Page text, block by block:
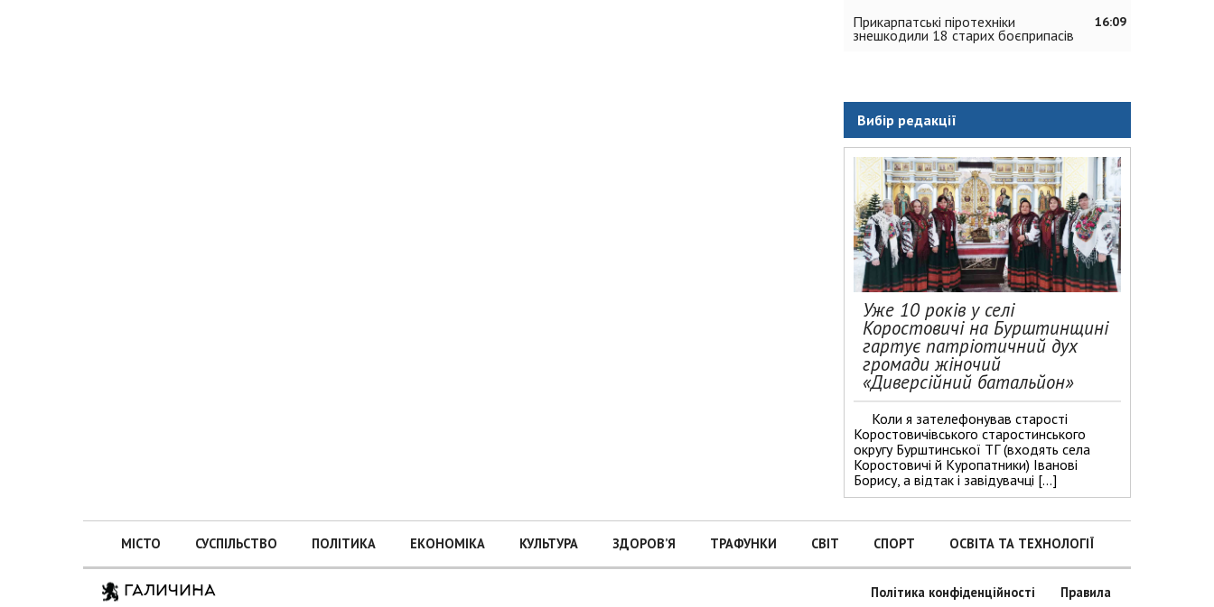
16:09
Прикарпатські піротехніки
знешкодили 18 старих боєприпасів
Вибір редакції
Уже 10 років у селі
Коростовичі на Бурштинщині
гартує патріотичний дух
громади жіночий
«Диверсійний батальйон»
Коли я зателефонував старості
Коростовичівського старостинського
округу Бурштинської ТГ (входять села
Коростовичі й Куропатники) Іванові
Борису, а відтак і завідувачці […]
МІСТО СУСПІЛЬСТВО ПОЛІТИКА ЕКОНОМІКА КУЛЬТУРА ЗДОРОВ’Я ТРАФУНКИ СВІТ СПОРТ ОСВІТА ТА ТЕХНОЛОГІЇ
ГАЛИЧИНА Політика конфіденційності Правила